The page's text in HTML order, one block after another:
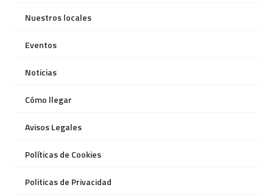
Nuestros locales
Eventos
Noticias
Cómo llegar
Avisos Legales
Políticas de Cookies
Politicas de Privacidad